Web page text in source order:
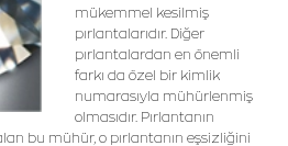
mükemmel kesilmiş
pırlantalarıdır. Diğer
pırlantalardan en önemli
farkı da özel bir kimlik
numarasıyla mühürlenmiş
olmasıdır. Pırlantanın
bu mühür, o pırlantanın eşsizliğini